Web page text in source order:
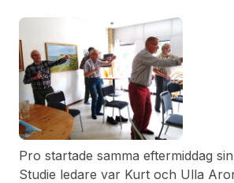
Pro startade samma eftermiddag
Studie ledare var Kurt och Ulla